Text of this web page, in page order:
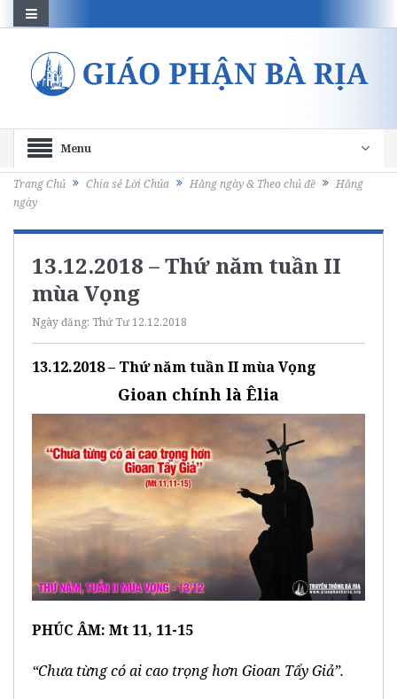
Menu
Trang Chủ Chia sẻ Lời Chúa Hằng ngày & Theo chủ đề
Hằng
ngày
13.12.2018 – Thứ năm tuần II
mùa Vọng
Ngày đăng: Thứ Tư 12.12.2018
13.12.2018 – Thứ năm tuần II mùa Vọng
Gioan chính là Êlia
PHÚC ÂM: Mt 11, 11-15
“Chưa từng có ai cao trọng hơn Gioan Tẩy Giả”.